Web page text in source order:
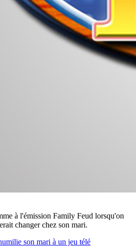
à l'émission Family Feud lorsqu'on
changer chez son mari.
son mari à un jeu télé